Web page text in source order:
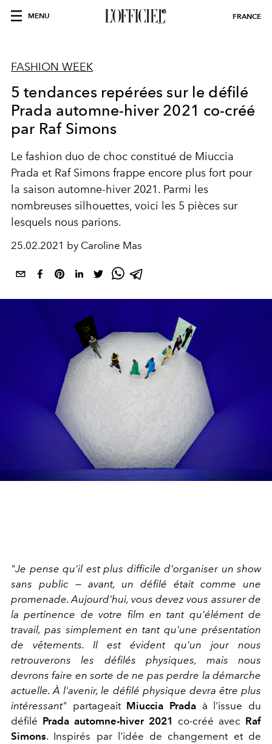
MENU FRANCE
FASHION WEEK
5 tendances repérées sur le défilé
Prada automne-hiver 2021 co-créé
par Raf Simons
Le fashion duo de choc constitué de Miuccia
Prada et Raf Simons frappe encore plus fort pour
la saison automne-hiver 2021. Parmi les
nombreuses silhouettes, voici les 5 pièces sur
lesquels nous parions.
25.02.2021 by Caroline Mas
"Je pense qu'il est plus difficile d'organiser un show
sans public — avant, un défilé était comme une
promenade. Aujourd'hui, vous devez vous assurer de
la pertinence de votre film en tant qu'élément de
travail, pas simplement en tant qu'une présentation
de vêtements. Il est évident qu'un jour nous
retrouverons les défilés physiques, mais nous
devrons faire en sorte de ne pas perdre la démarche
actuelle. À l'avenir, le défilé physique devra être plus
intéressant" partageait Miuccia Prada à l'issue du
défilé Prada automne-hiver 2021 co-créé avec Raf
Simons. Inspirés par l'idée de changement et de